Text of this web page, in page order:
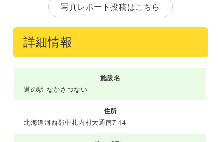
写真レポート投稿はこちら
詳細情報
施設名
道の駅 なかさつない
住所
北海道河西郡中札内村大通南7-14